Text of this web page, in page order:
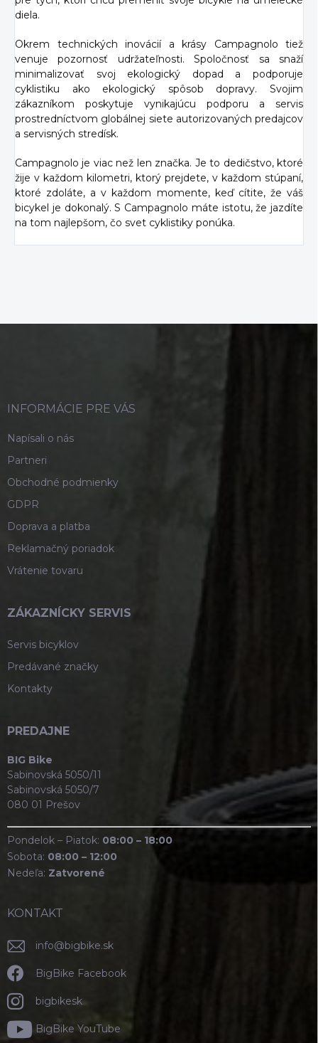
diela.
Okrem technických inovácií a krásy Campagnolo tiež
venuje pozornosť udržateľnosti. Spoločnosť sa snaží
minimalizovať svoj ekologický dopad a podporuje
cyklistiku ako ekologický spôsob dopravy. Svojim
zákazníkom poskytuje vynikajúcu podporu a servis
prostredníctvom globálnej siete autorizovaných predajcov
a servisných stredísk.
Campagnolo je viac než len značka. Je to dedičstvo, ktoré
žije v každom kilometri, ktorý prejdete, v každom stúpaní,
ktoré zdoláte, a v každom momente, keď cítite, že váš
bicykel je dokonalý. S Campagnolo máte istotu, že jazdíte
na tom najlepšom, čo svet cyklistiky ponúka.
INFORMÁCIE PRE VÁS
Napísali o nás
Partneri
Obchodné podmienky
GDPR
Doprava a platba
Reklamačný poriadok
Vrátenie tovaru
ZÁKAZNÍCKY SERVIS
Servis bicyklov
Predávané značky
Kontakty
PREDAJNE
BIG Bike
Sabinovská 5050/11
Sabinovská 5050/7
080 01 Prešov
Pondelok – Piatok: 08:00 – 18:00
Sobota: 08:00 – 12:00
Nedeľa: Zatvorené
KONTAKT
info@bigbike.sk
BigBike Facebook
bigbikesk
BigBike YouTube